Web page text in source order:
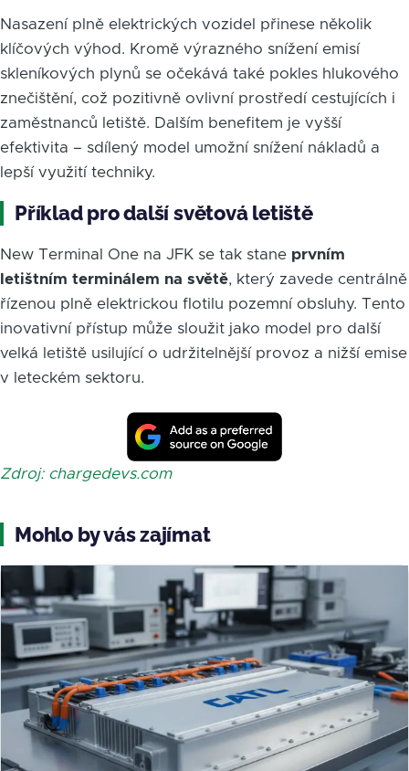
Nasazení plně elektrických vozidel přinese několik
klíčových výhod. Kromě výrazného snížení emisí
skleníkových plynů se očekává také pokles hlukového
znečištění, což pozitivně ovlivní prostředí cestujících i
zaměstnanců letiště. Dalším benefitem je vyšší
efektivita – sdílený model umožní snížení nákladů a
lepší využití techniky.
Příklad pro další světová letiště
New Terminal One na JFK se tak stane prvním
letištním terminálem na světě, který zavede centrálně
řízenou plně elektrickou flotilu pozemní obsluhy. Tento
inovativní přístup může sloužit jako model pro další
velká letiště usilující o udržitelnější provoz a nižší emise
v leteckém sektoru.
Zdroj: chargedevs.com
Mohlo by vás zajímat